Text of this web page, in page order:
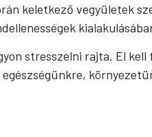
keletkező vegyületek
stresszelni rajta. El